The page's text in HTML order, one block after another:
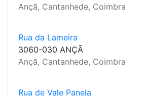
Ançã, Cantanhede, Coimbra
Rua da Lameira
3060-030 ANÇÃ
Ançã, Cantanhede, Coimbra
Rua de Vale Panela